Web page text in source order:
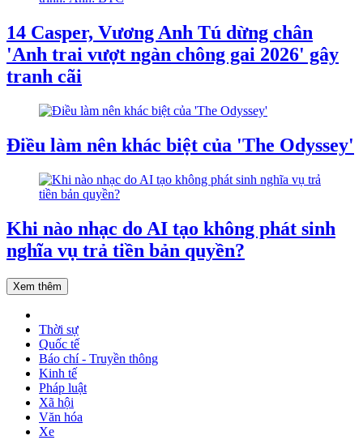
14 Casper, Vương Anh Tú dừng chân
'Anh trai vượt ngàn chông gai 2026' gây
tranh cãi
Điều làm nên khác biệt của 'The Odyssey'
Khi nào nhạc do AI tạo không phát sinh
nghĩa vụ trả tiền bản quyền?
Xem thêm
Thời sự
Quốc tế
Báo chí - Truyền thông
Kinh tế
Pháp luật
Xã hội
Văn hóa
Xe